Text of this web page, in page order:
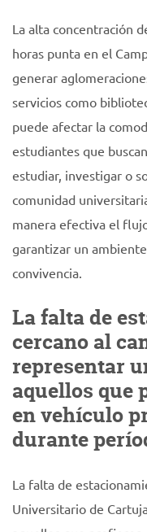
La alta concentración
horas punta en el
generar
servicios como
puede afectar la
estudiantes que
estudiar, investigar o
comunidad
manera efectiva el
garantizar un
convivencia.
La falta de
cercano al
representar
aquellos que
en vehículo
durante
La falta de
Universitario de